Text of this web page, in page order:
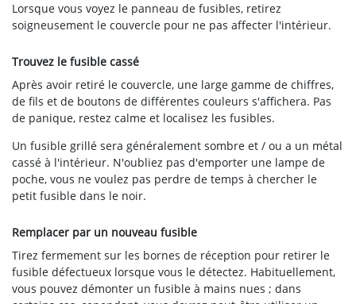
Lorsque vous voyez le panneau de fusibles, retirez
soigneusement le couvercle pour ne pas affecter l'intérieur.
Trouvez le fusible cassé
Après avoir retiré le couvercle, une large gamme de chiffres,
de fils et de boutons de différentes couleurs s'affichera. Pas
de panique, restez calme et localisez les fusibles.
Un fusible grillé sera généralement sombre et / ou a un métal
cassé à l'intérieur. N'oubliez pas d'emporter une lampe de
poche, vous ne voulez pas perdre de temps à chercher le
petit fusible dans le noir.
Remplacer par un nouveau fusible
Tirez fermement sur les bornes de réception pour retirer le
fusible défectueux lorsque vous le détectez. Habituellement,
vous pouvez démonter un fusible à mains nues ; dans